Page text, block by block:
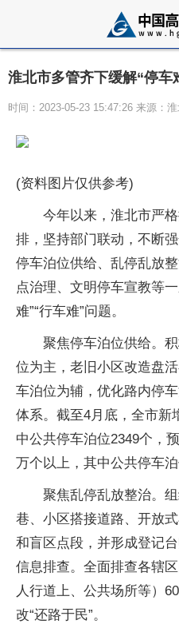
淮北市多管齐下缓解“停车
时间：2023-05-23 15:47:26 来源：
(资料图片仅供参考)
今年以来，淮北市严
排，坚持部门联动，不断
停车泊位供给、乱停乱放
点治理、文明停车宣教等
难”“行车难”问题。
聚焦停车泊位供给。
位为主，老旧小区改造盘
车泊位为辅，优化路内停
体系。截至4月底，全市新
中公共停车泊位2349个，
万个以上，其中公共停车泊
聚焦乱停乱放整治。
巷、小区搭接道路、开放
和盲区点段，并形成登记
信息排查。全面排查各辖
人行道上、公共场所等）
改“还路于民”。